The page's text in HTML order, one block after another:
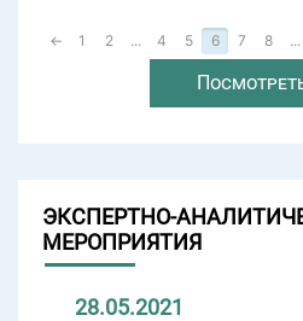
← 1 2 ... 4 5 6 7 8 ...
ЭКСПЕРТНО-
МЕРОПРИЯТИЯ
28.05.2021